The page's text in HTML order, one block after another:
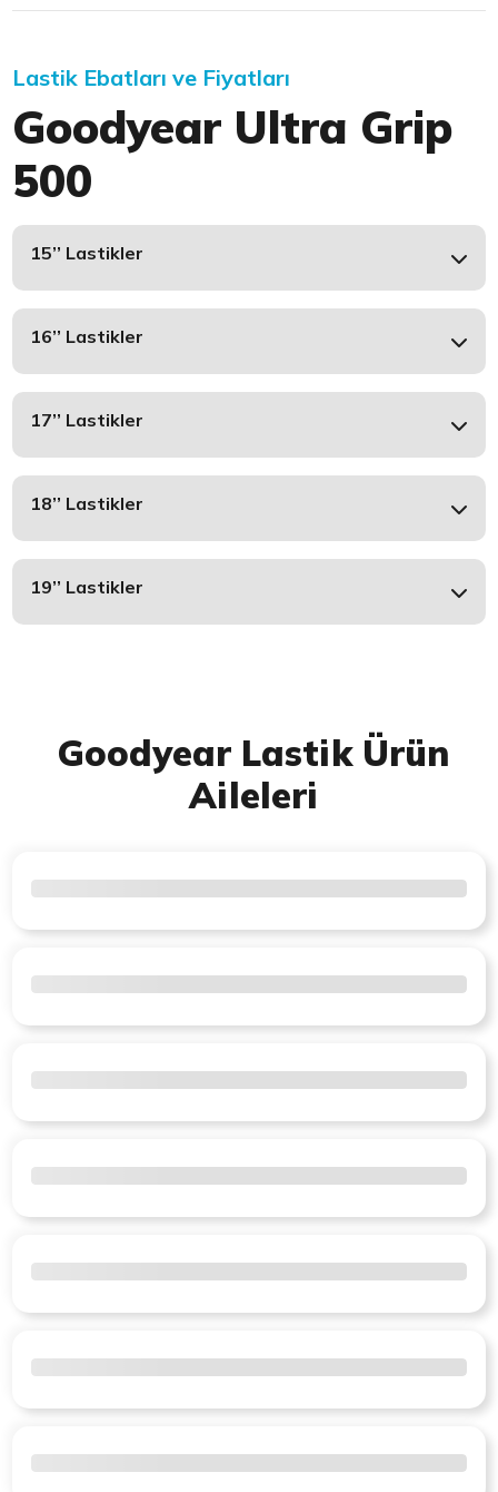
Lastik Ebatları ve Fiyatları
Goodyear Ultra Grip
500
15’’ Lastikler
16’’ Lastikler
17’’ Lastikler
18’’ Lastikler
19’’ Lastikler
Goodyear Lastik Ürün
Aileleri